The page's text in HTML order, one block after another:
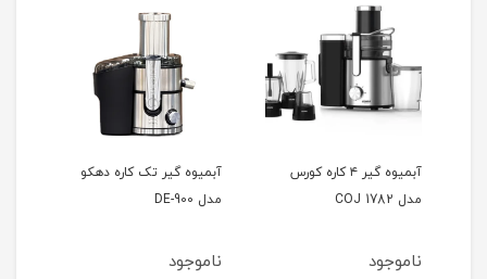
آبمیوه گیر ۴ کاره کورس
مدل COJ 1782
ناموجود
آبمیوه گیر تک کاره دهکو
مدل DE-900
ناموجود